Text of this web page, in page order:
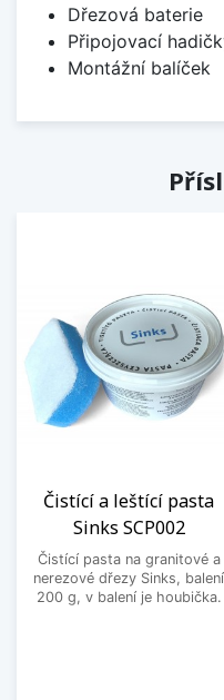
Dřezová baterie
Připojovací
Montážní balíček
Čistící a leštící pasta
Sinks SCP002
Čistící pasta na granitové a
nerezové dřezy Sinks, balení
200 g, v balení je houbička.